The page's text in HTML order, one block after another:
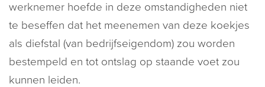
werknemer hoefde in deze omstandigheden niet
te beseffen dat het meenemen van deze koekjes
als diefstal (van bedrijfseigendom) zou worden
bestempeld en tot ontslag op staande voet zou
kunnen leiden.